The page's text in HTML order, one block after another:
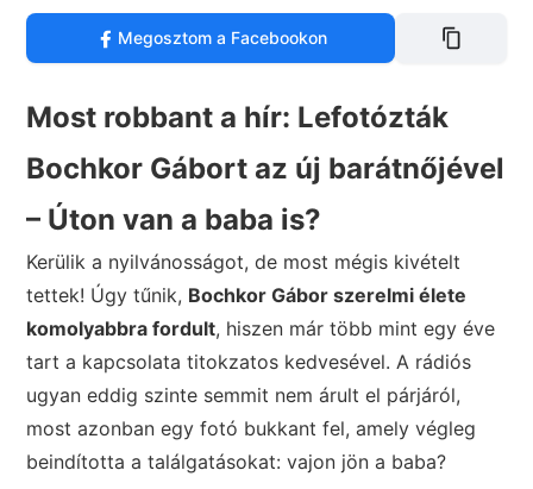
Megosztom a Facebookon
Most robbant a hír: Lefotózták
Bochkor Gábort az új barátnőjével
– Úton van a baba is?
Kerülik a nyilvánosságot, de most mégis kivételt
tettek! Úgy tűnik, Bochkor Gábor szerelmi élete
komolyabbra fordult, hiszen már több mint egy éve
tart a kapcsolata titokzatos kedvesével. A rádiós
ugyan eddig szinte semmit nem árult el párjáról,
most azonban egy fotó bukkant fel, amely végleg
beindította a találgatásokat: vajon jön a baba?